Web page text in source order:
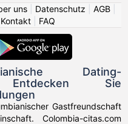
uns Datenschutz AGB
Kontakt FAQ
Dating-
Sie
Gastfreundschaft
Colombia-citas.com